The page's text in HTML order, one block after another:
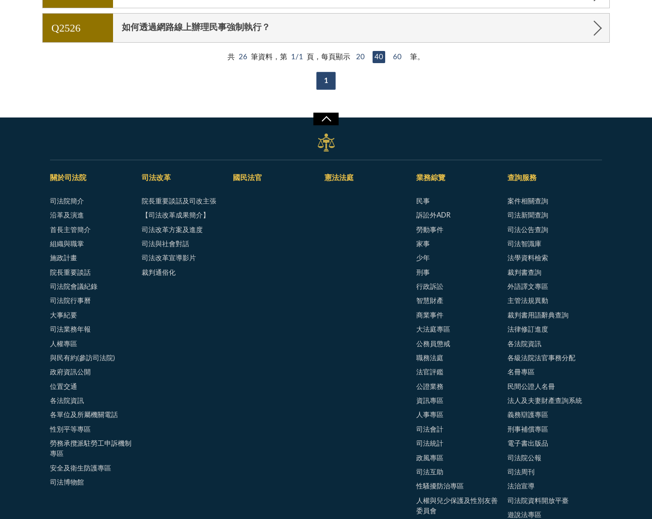
Q2526 如何透過網路線上辦理民事強制執行？
共 26 筆資料，第 1/1 頁，每頁顯示 20 40 60 筆。
1
關於司法院
司法院簡介
沿革及演進
首長主管簡介
組織與職掌
施政計畫
院長重要談話
司法院會議紀錄
司法院行事曆
大事紀要
司法業務年報
人權專區
與民有約(參訪司法院)
政府資訊公開
位置交通
各法院資訊
各單位及所屬機關電話
性別平等專區
勞務承攬派駐勞工申訴機制
專區
安全及衛生防護專區
司法博物館
司法改革
院長重要談話及司改主張
【司法改革成果簡介】
司法改革方案及進度
司法與社會對話
司法改革宣導影片
裁判通俗化
國民法官 憲法法庭 業務綜覽
民事
訴訟外ADR
勞動事件
家事
少年
刑事
行政訴訟
智慧財產
商業事件
大法庭專區
公務員懲戒
職務法庭
法官評鑑
公證業務
資訊專區
人事專區
司法會計
司法統計
政風專區
司法互助
性騷擾防治專區
人權與兒少保護及性別友善
委員會
查詢服務
案件相關查詢
司法新聞查詢
司法公告查詢
司法智識庫
法學資料檢索
裁判書查詢
外語譯文專區
主管法規異動
裁判書用語辭典查詢
法律修訂進度
各法院資訊
各級法院法官事務分配
名冊專區
民間公證人名冊
法人及夫妻財產查詢系統
義務辯護專區
刑事補償專區
電子書出版品
司法院公報
司法周刊
法治宣導
司法院資料開放平臺
遊說法專區